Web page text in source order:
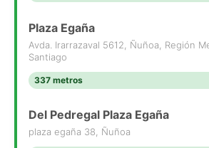
Plaza Egaña
Avda. Irarrazaval 5612, Ñuñoa, Región
Santiago
337 metros
Del Pedregal Plaza Egaña
plaza egaña 38, Ñuñoa